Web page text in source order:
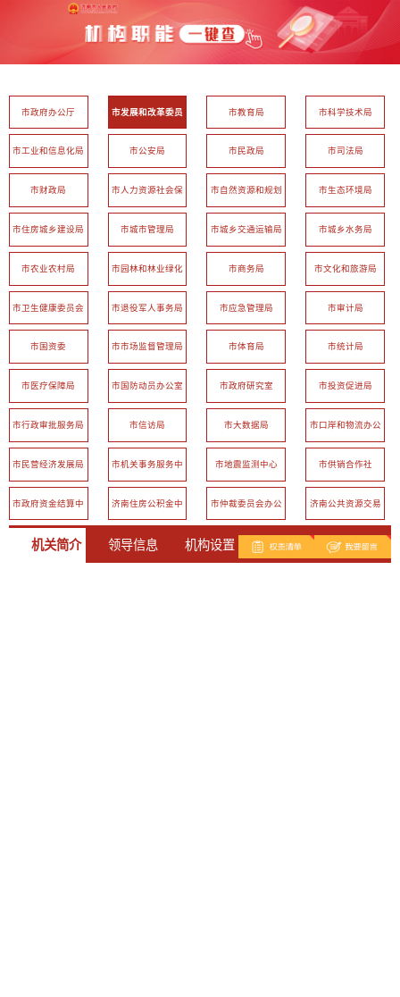
市政府办公厅 市发展和改革委员 市教育局 市科学技术局
市工业和信息化局 市公安局 市民政局 市司法局
市财政局 市人力资源社会保 市自然资源和规划 市生态环境局
市住房城乡建设局 市城市管理局 市城乡交通运输局 市城乡水务局
市农业农村局 市园林和林业绿化 市商务局 市文化和旅游局
市卫生健康委员会 市退役军人事务局 市应急管理局 市审计局
市国资委 市市场监督管理局 市体育局 市统计局
市医疗保障局 市国防动员办公室 市政府研究室 市投资促进局
市行政审批服务局 市信访局 市大数据局 市口岸和物流办公
市民营经济发展局 市机关事务服务中 市地震监测中心 市供销合作社
市政府资金结算中 济南住房公积金中 市仲裁委员会办公
室
济南公共资源交易
中心
机关简介 领导信息 机构设置